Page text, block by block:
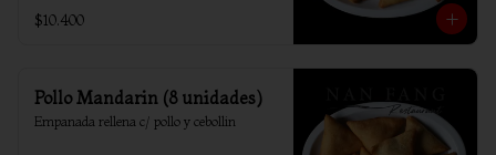
$10.400
Pollo Mandarin (8 unidades)
Empanada rellena c/ pollo y cebollin